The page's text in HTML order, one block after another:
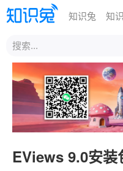
知识兔 知
站
内
索首页 Office教程 PS
编程教程
EViews 9.0安装